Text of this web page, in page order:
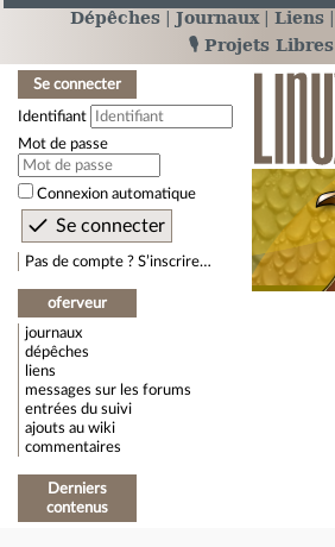
Dépêches Journaux Liens
🎙️ Projets Libres
Se connecter
Identifiant
Mot de passe
Connexion automatique
Pas de compte ? S’inscrire…
oferveur
journaux
dépêches
liens
messages sur les forums
entrées du suivi
ajouts au wiki
commentaires
Derniers
contenus